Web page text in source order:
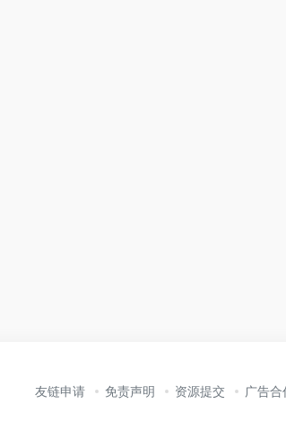
友链申请 免责声明 资源提交 广告合